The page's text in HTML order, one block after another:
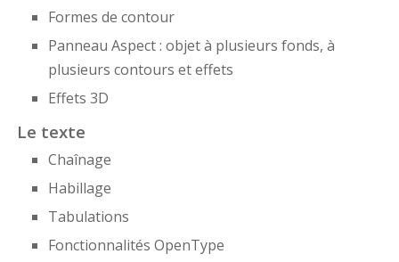
Formes de contour
Panneau Aspect : objet à plusieurs fonds, à
plusieurs contours et effets
Effets 3D
Le texte
Chaînage
Habillage
Tabulations
Fonctionnalités OpenType